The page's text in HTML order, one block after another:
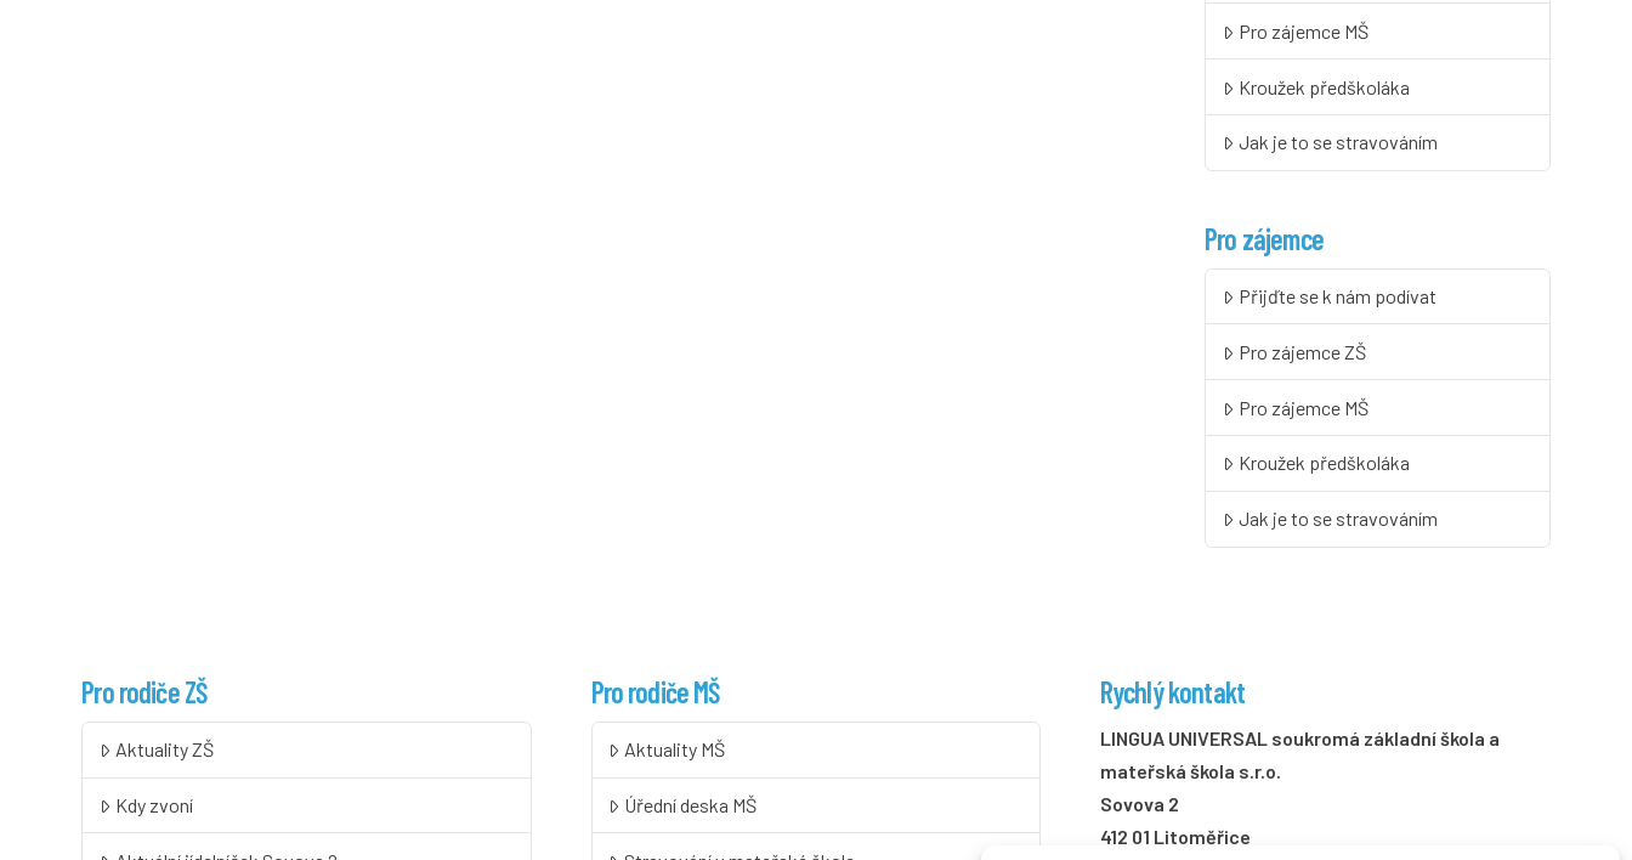
Pro zájemce MŠ
Kroužek předškoláka
Jak je to se stravováním
Pro zájemce
Přijďte se k nám podívat
Pro zájemce ZŠ
Pro zájemce MŠ
Kroužek předškoláka
Jak je to se stravováním
Pro rodiče ZŠ
Aktuality ZŠ
Kdy zvoní
Pro rodiče MŠ
Aktuality MŠ
Úřední deska MŠ
Rychlý kontakt
LINGUA UNIVERSAL soukromá základní škola a
mateřská škola s.r.o.
Sovova 2
412 01 Litoměřice